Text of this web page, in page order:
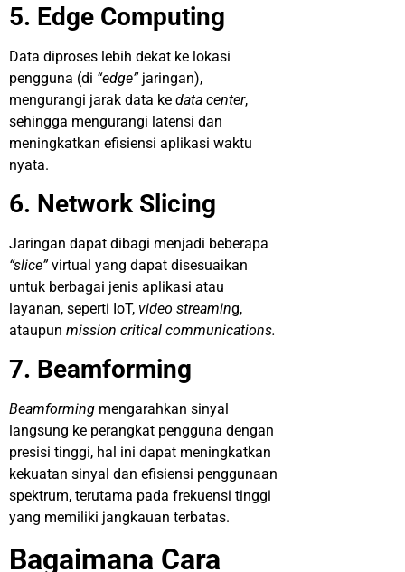
5. Edge Computing
Data diproses lebih dekat ke lokasi
pengguna (di “edge”jaringan),
mengurangi jarak data ke data center,
sehingga mengurangi latensi dan
meningkatkan efisiensi aplikasi waktu
nyata.
6. Network Slicing
Jaringan dapat dibagi menjadi beberapa
“slice”virtual yang dapat disesuaikan
untuk berbagai jenis aplikasi atau
layanan, seperti IoT, video streaming,
ataupun mission critical communications.
7. Beamforming
Beamforming mengarahkan sinyal
langsung ke perangkat pengguna dengan
presisi tinggi, hal ini dapat meningkatkan
kekuatan sinyal dan efisiensi penggunaan
spektrum, terutama pada frekuensi tinggi
yang memiliki jangkauan terbatas.
Bagaimana Cara